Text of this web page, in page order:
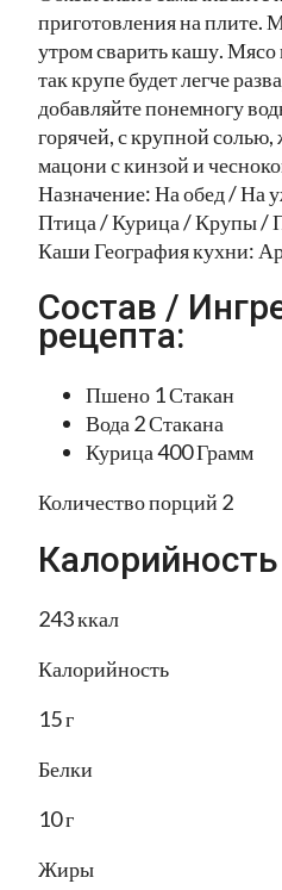
приготовления на плите.
утром сварить кашу.
так крупе будет легче
добавляйте понемногу
горячей, с крупной солью,
мацони с кинзой и
Назначение: На обед / На
Птица / Курица / Крупы /
Каши География кухни:
Состав /
рецепта:
Пшено 1 Стакан
Вода 2 Стакана
Курица 400 Грамм
Количество порций 2
Калорийность
243 ккал
Калорийность
15 г
Белки
10 г
Жиры